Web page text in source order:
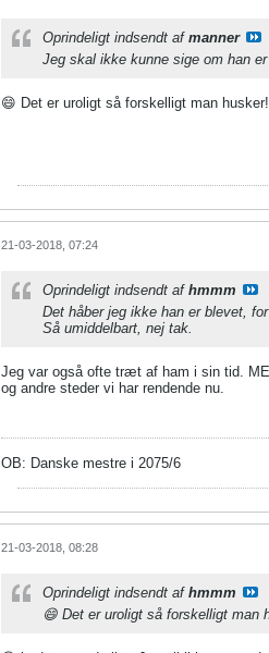
Oprindeligt indsendt af manner
Jeg skal ikke kunne sige om han
😄 Det er uroligt så forskelligt man
21-03-2018, 07:24
Oprindeligt indsendt af hmmm
Det håber jeg ikke han er blevet,
Så umiddelbart, nej tak.
Jeg var også ofte træt af ham i sin tid.
og andre steder vi har rendende nu.
OB: Danske mestre i 2075/6
21-03-2018, 08:28
Oprindeligt indsendt af hmmm
😄 Det er uroligt så forskelligt man